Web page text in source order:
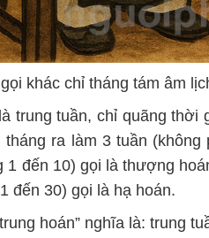
khác chỉ tháng tám âm
trung tuần, chỉ quãng thời
ra làm 3 tuần
đến 10) gọi là thượng
đến 30) gọi là hạ hoán.
hoán” nghĩa là: trung